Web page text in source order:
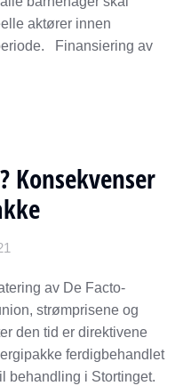
aktører innen
Finansiering av
Konsekvenser
av De Facto-
strømprisene og
den tid er direktivene
ferdigbehandlet
behandling i Stortinget.